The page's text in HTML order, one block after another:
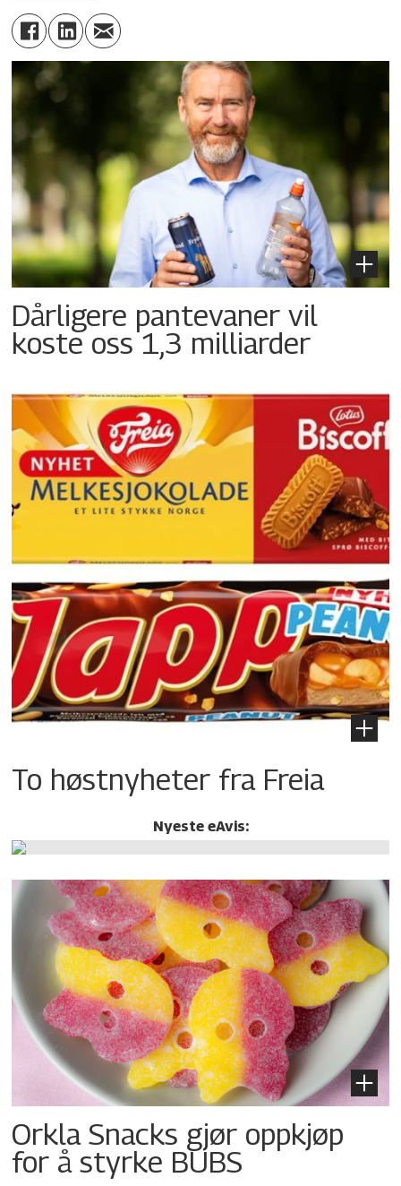
Dårligere pantevaner vil
koste oss 1,3 milliarder
To høstnyheter fra Freia
Nyeste eAvis:
Orkla Snacks gjør oppkjøp
for å styrke BUBS